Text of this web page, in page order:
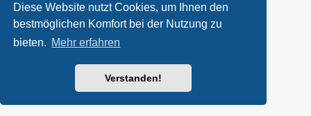
Diese Website nutzt Cookies, um Ihnen den
bestmöglichen Komfort bei der Nutzung zu
bieten. Mehr erfahren
Verstanden!